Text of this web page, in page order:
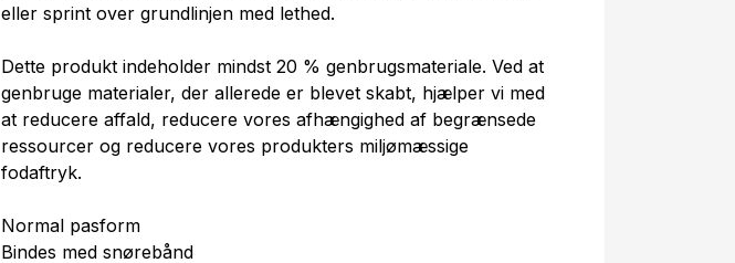
eller sprint over grundlinjen med lethed.
Dette produkt indeholder mindst 20 % genbrugsmateriale. Ved at
genbruge materialer, der allerede er blevet skabt, hjælper vi med
at reducere affald, reducere vores afhængighed af begrænsede
ressourcer og reducere vores produkters miljømæssige
fodaftryk.
Normal pasform
Bindes med snørebånd